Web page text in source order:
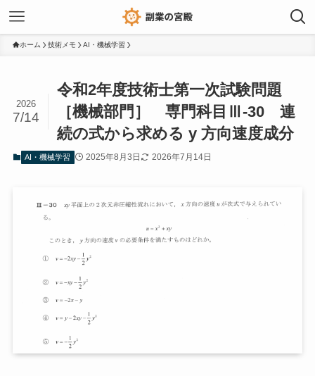
ホーム 技術メモ AI・機械学習
令和2年度技術士第一次試験問題
［機械部門］ 専門科目Ⅲ-30 連
続の式から求める y 方向速度成分
2026
7/14
AI・機械学習 2025年8月3日 2026年7月14日